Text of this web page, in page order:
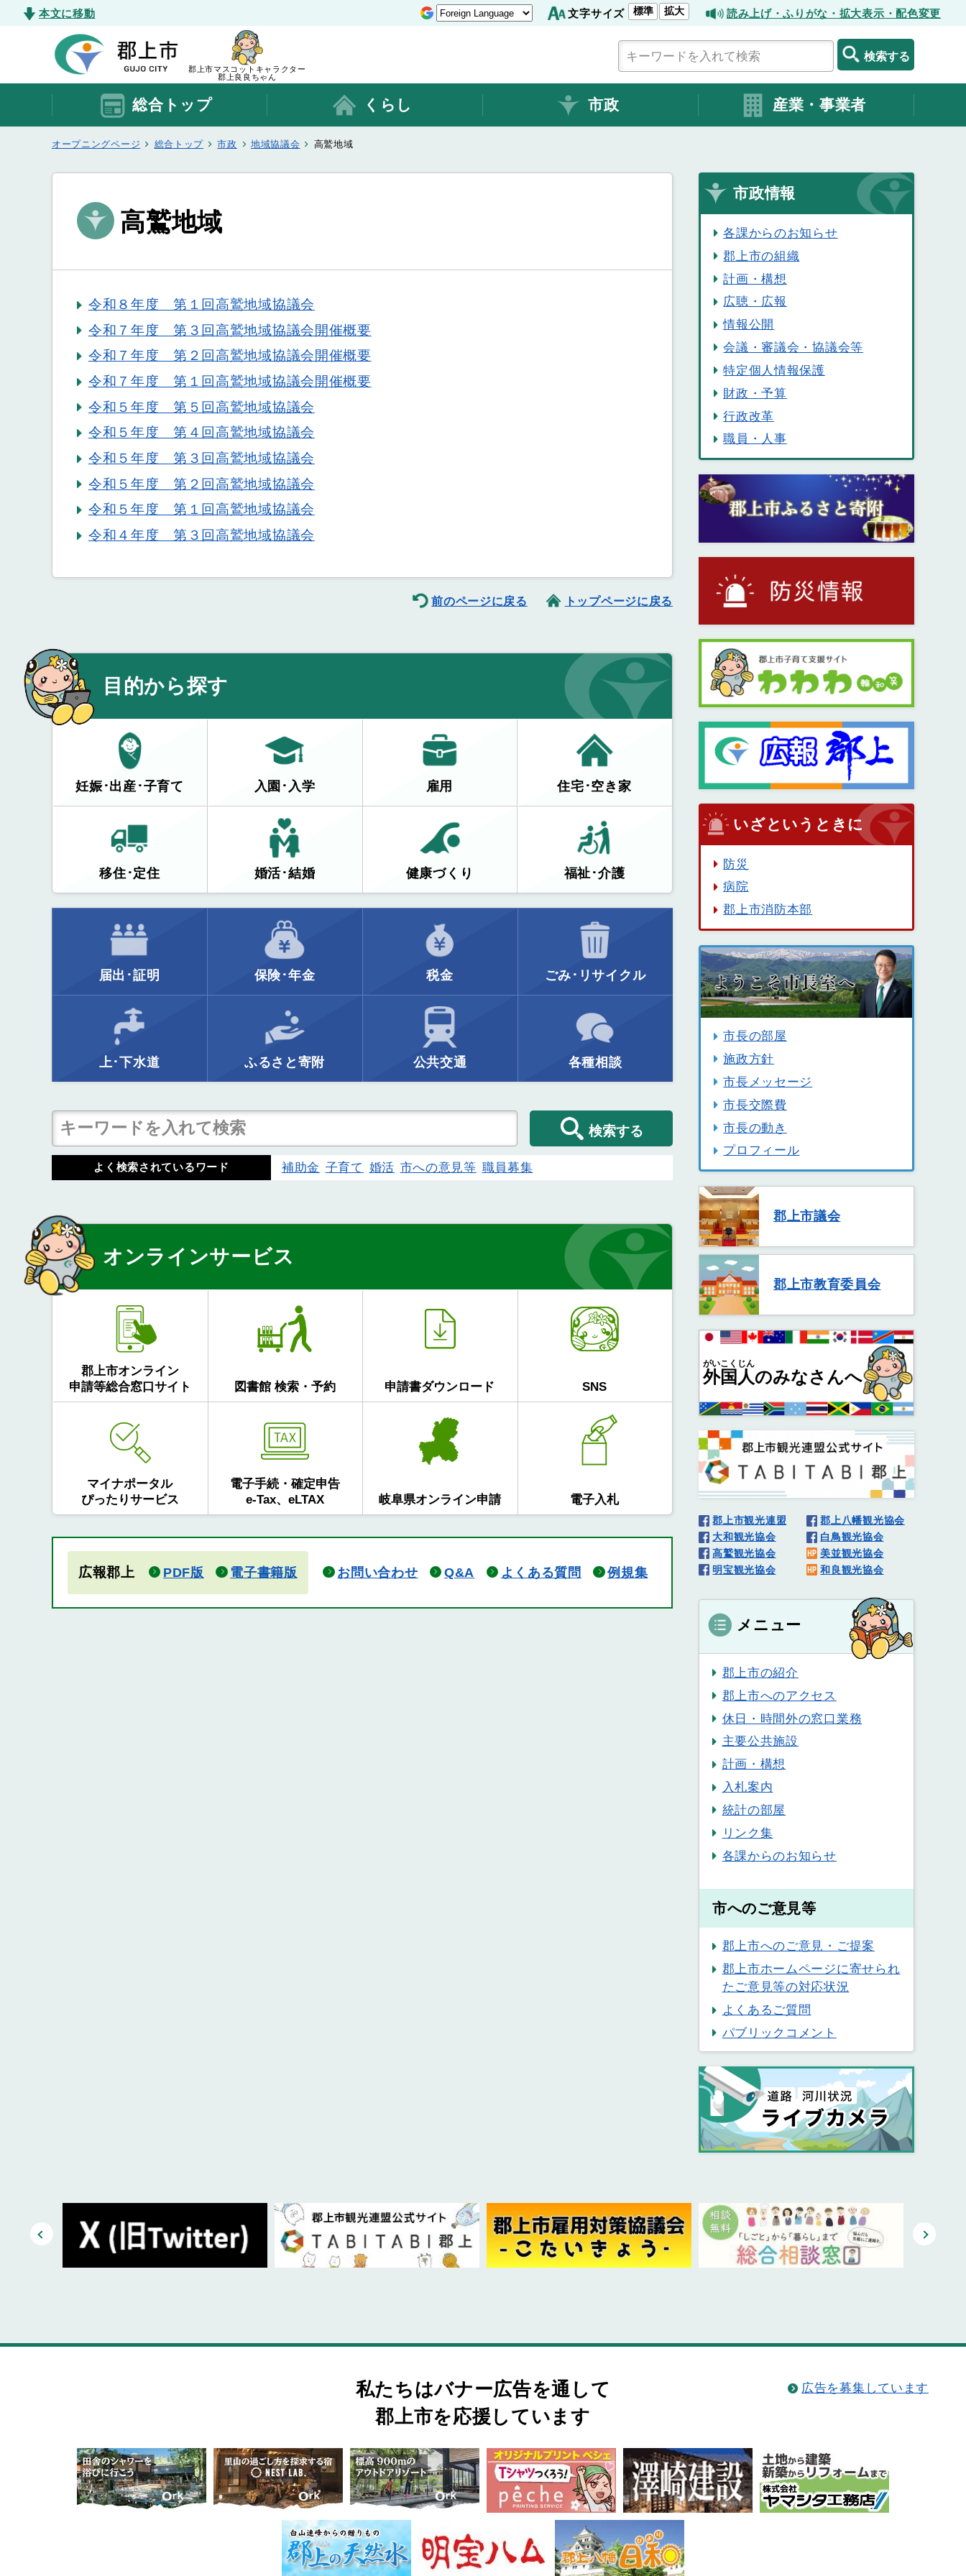
本文に移動 文字サイズ 標準 拡大 読み上げ・ふりがな・拡大表示・配色変更
郡上市マスコットキャラクター
郡上良良ちゃん
検索する
総合トップ くらし 市政 産業・事業者
オープニングページ 総合トップ 市政 地域協議会 高鷲地域
高鷲地域
令和８年度 第１回高鷲地域協議会
令和７年度 第３回高鷲地域協議会開催概要
令和７年度 第２回高鷲地域協議会開催概要
令和７年度 第１回高鷲地域協議会開催概要
令和５年度 第５回高鷲地域協議会
令和５年度 第４回高鷲地域協議会
令和５年度 第３回高鷲地域協議会
令和５年度 第２回高鷲地域協議会
令和５年度 第１回高鷲地域協議会
令和４年度 第３回高鷲地域協議会
前のページに戻る トップページに戻る
目的から探す
妊娠･出産･子育て 入園･入学 雇用 住宅･空き家
移住･定住 婚活･結婚 健康づくり 福祉･介護
届出･証明 保険･年金 税金 ごみ･リサイクル
上･下水道 ふるさと寄附 公共交通 各種相談
検索する
よく検索されているワード 補助金 子育て 婚活 市への意見等 職員募集
オンラインサービス
郡上市オンライン
申請等総合窓口サイト
図書館 検索・予約 申請書ダウンロード SNS
マイナポータル
ぴったりサービス
電子手続・確定申告
e-Tax、eLTAX
岐阜県オンライン申請 電子入札
広報郡上 PDF版 電子書籍版 お問い合わせ Q&A よくある質問 例規集
市政情報
各課からのお知らせ
郡上市の組織
計画・構想
広聴・広報
情報公開
会議・審議会・協議会等
特定個人情報保護
財政・予算
行政改革
職員・人事
いざというときに
防災
病院
郡上市消防本部
市長の部屋
施政方針
市長メッセージ
市長交際費
市長の動き
プロフィール
郡上市議会
郡上市教育委員会
外国人
がいこくじん
のみなさんへ
郡上市観光連盟
郡上八幡観光協会
大和観光協会
白鳥観光協会
高鷲観光協会
美並観光協会
明宝観光協会
和良観光協会
メニュー
郡上市の紹介
郡上市へのアクセス
休日・時間外の窓口業務
主要公共施設
計画・構想
入札案内
統計の部屋
リンク集
各課からのお知らせ
市へのご意見等
郡上市へのご意見・ご提案
郡上市ホームページに寄せられ
たご意見等の対応状況
よくあるご質問
パブリックコメント
私たちはバナー広告を通して
郡上市を応援しています
広告を募集しています